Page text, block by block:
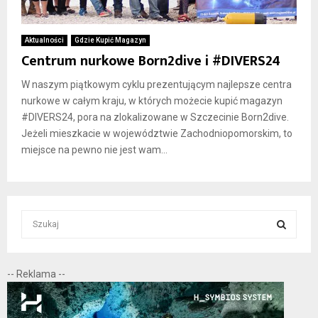
Aktualności Gdzie Kupić Magazyn
Centrum nurkowe Born2dive i #DIVERS24
W naszym piątkowym cyklu prezentującym najlepsze centra
nurkowe w całym kraju, w których możecie kupić magazyn
#DIVERS24, pora na zlokalizowane w Szczecinie Born2dive.
Jeżeli mieszkacie w województwie Zachodniopomorskim, to
miejsce na pewno nie jest wam...
c
h
f
E
A
-- Reklama --